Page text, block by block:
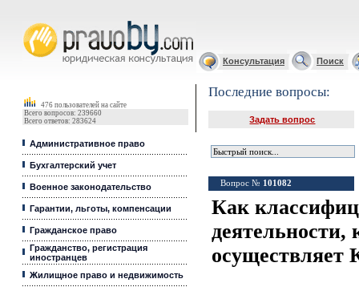
Консультация Поиск
476 пользователей на сайте
Всего вопросов: 239660
Всего ответов: 283624
Административное право
Бухгалтерский учет
Военное законодательство
Гарантии, льготы, компенсации
Гражданское право
Гражданство, регистрация
иностранцев
Жилищное право и недвижимость
Последние вопросы:
Задать вопрос
Вопрос № 101082
Как
деятельности,
осуществляет